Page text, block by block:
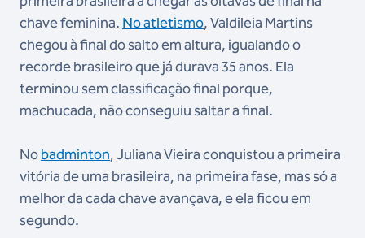
chave feminina. No atletismo, Valdileia Martins
chegou à final do salto em altura, igualando o
recorde brasileiro que já durava 35 anos. Ela
terminou sem classificação final porque,
machucada, não conseguiu saltar a final.
Nobadminton, Juliana Vieira conquistou a primeira
vitória de uma brasileira, na primeira fase, mas só a
melhor da cada chave avançava, e ela ficou em
segundo.